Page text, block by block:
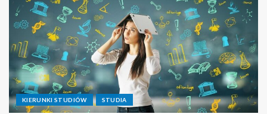
KIERUNKI STUDIÓW STUDIA